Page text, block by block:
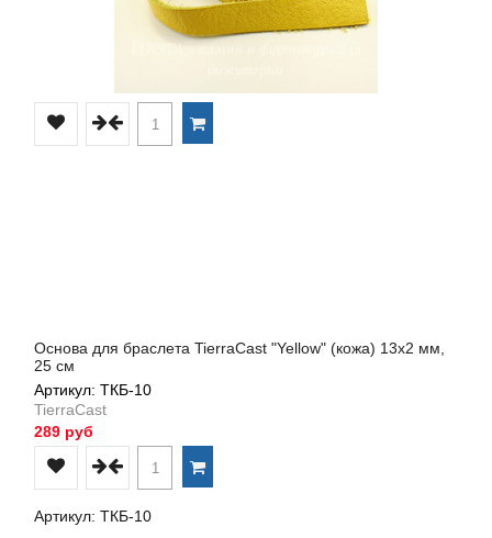
Основа для браслета TierraCast "Yellow" (кожа) 13х2 мм,
25 см
Артикул: ТКБ-10
TierraCast
289 руб
Артикул: ТКБ-10